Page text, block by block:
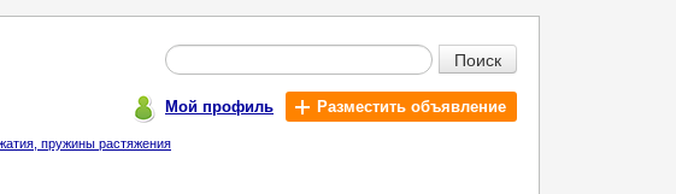
Поиск
Мой профиль Разместить объявление
пружины растяжения